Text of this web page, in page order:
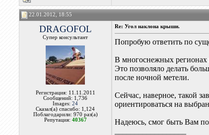
22.01.2012, 18:55
DRAGOFOL
Супер консультант
Регистрация: 11.11.2011
Сообщений: 1,736
Images:24
Сказал(а) спасибо: 1,124
Поблагодарили: 970 раз(а)
Репутация: 40367
Re: Угол наклона крыши.
Попробую ответить по
В многоснежных регионах
Это позволяло делать
после ночной метели.
Сейчас, наверное, такой
ориентироваться на
Надеюсь, смог быть Вам